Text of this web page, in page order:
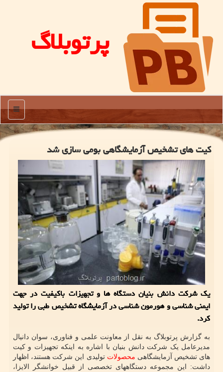
پرتوبلاگ
منو
کیت های تشخیص آزمایشگاهی بومی سازی شد
یک شرکت دانش بنیان دستگاه ها و تجهیزات باکیفیت در جهت
ایمنی شناسی و هورمون شناسی در آزمایشگاه تشخیص طبی را تولید
کرد.
به گزارش پرتوبلاگ به نقل از معاونت علمی و فناوری، سوان دانیال
مدیرعامل یک شرکت دانش بنیان با اشاره به اینکه تجهیزات و کیت
های تشخیص آزمایشگاهی محصولات تولیدی این شرکت هستند، اظهار
داشت: این مجموعه دستگاههای تخصصی از قبیل خوانشگر الایزا،